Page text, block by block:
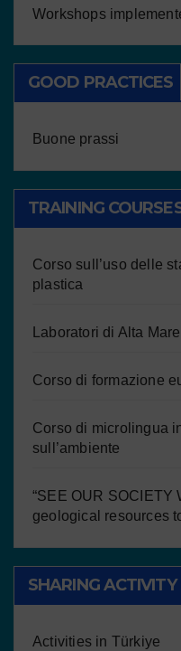
Workshops
GOOD PRACTICES
Buone prassi
TRAINING
Corso sull’uso delle
plastica
Laboratori di Alta
Corso di formazione
Corso di microlingua
sull’ambiente
“SEE OUR SOCIETY
geological resources
SHARING ACTIVITY
Activities in Türkiye